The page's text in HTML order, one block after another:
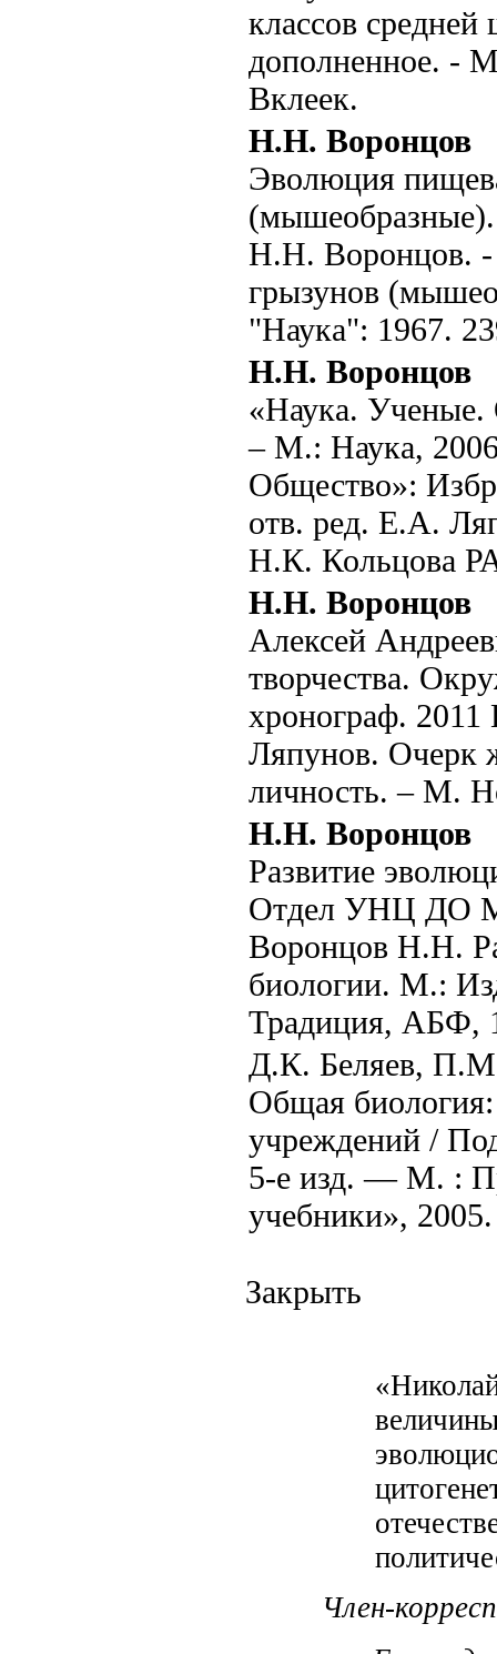
классов
дополненное. -
Вклеек.
Н.Н. Воронцов
Эволюция
Н.Н. Воронцов. -
грызунов
"Наука": 1967.
Н.Н. Воронцов
«Наука.
– М.: Наука,
Общество»:
отв. ред. Е.А.
Н.К. Кольцова
Н.Н. Воронцов
Алексей
творчества.
хронограф.
Ляпунов. Очерк
личность. – М.
Н.Н. Воронцов
Развитие
Отдел УНЦ ДО
Воронцов Н.Н.
биологии. М.:
Традиция, АБФ,
Д.К. Беляев,
Общая
учреждений /
5-е изд. — М. :
учебники»,
Закрыть
Член-